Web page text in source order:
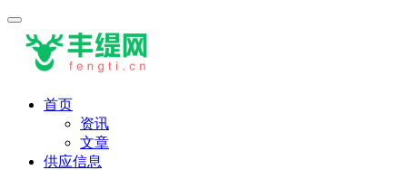
首页
资讯
文章
供应信息